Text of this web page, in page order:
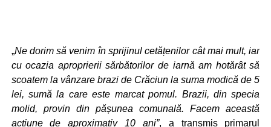
„Ne dorim să venim în sprijinul cetățenilor cât mai mult, iar
cu ocazia aproprierii sărbătorilor de iarnă am hotărât să
scoatem la vânzare brazi de Crăciun la suma modică de 5
lei, sumă la care este marcat pomul. Brazii, din specia
molid, provin din pășunea comunală. Facem această
acțiune de aproximativ 10 ani”, a transmis primarul